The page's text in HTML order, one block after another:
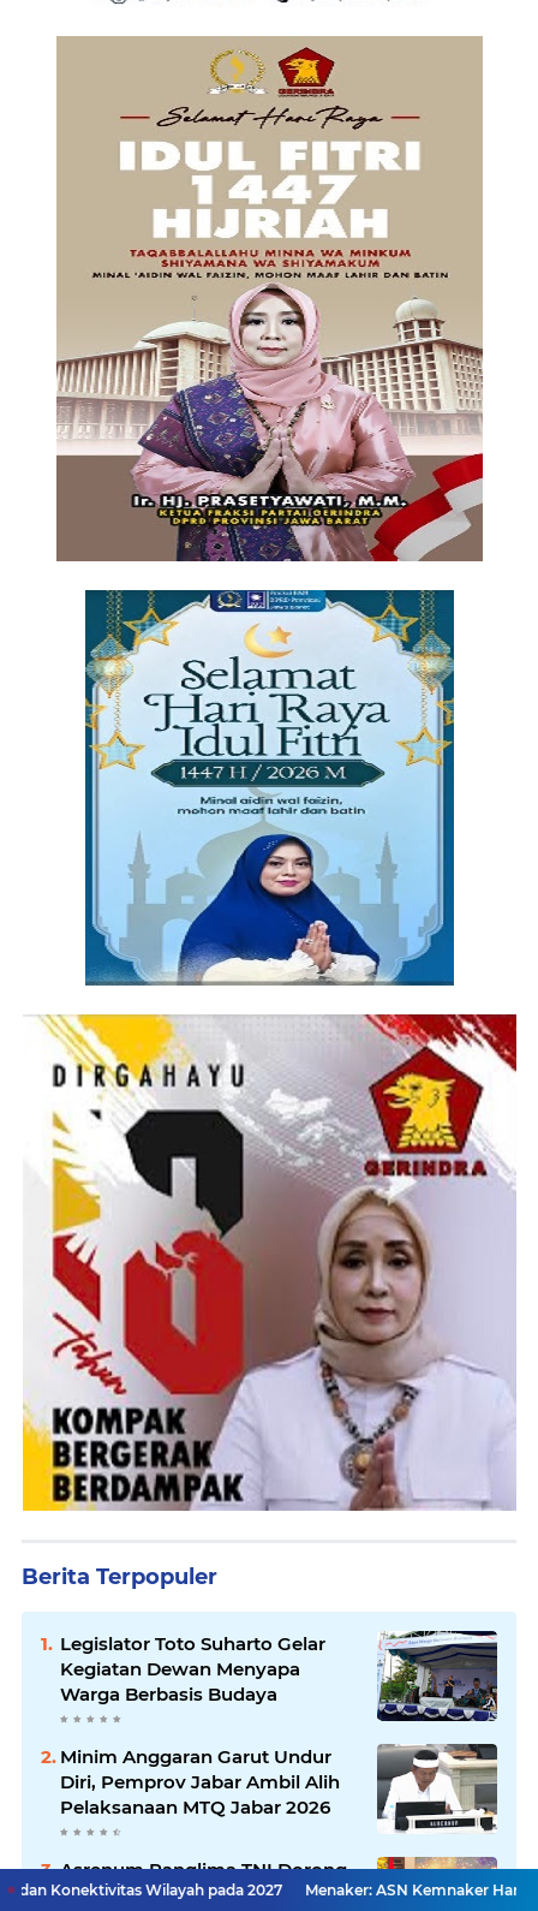
Berita Terpopuler
Legislator Toto Suharto Gelar
Kegiatan Dewan Menyapa
Warga Berbasis Budaya
Minim Anggaran Garut Undur
Diri, Pemprov Jabar Ambil Alih
Pelaksanaan MTQ Jabar 2026
Asrenum Panglima TNI Dorong
Optimalisasi Program dan
Wilayah pada 2027 Menaker: ASN Kemnaker Harus Hadirkan